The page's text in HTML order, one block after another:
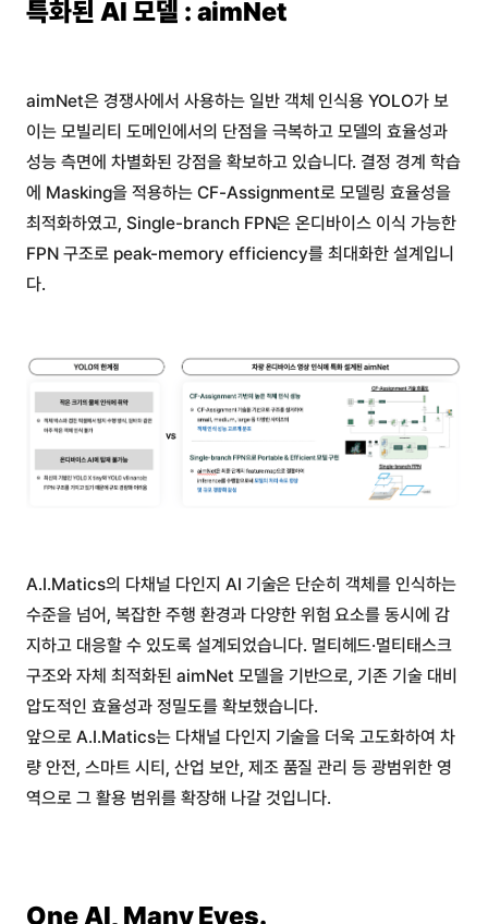
특화된 AI 모델 : aimNet
aimNet은 경쟁사에서 사용하는 일반 객체 인식용 YOLO가 보
이는 모빌리티 도메인에서의 단점을 극복하고 모델의 효율성과
성능 측면에 차별화된 강점을 확보하고 있습니다. 결정 경계 학습
에 Masking을 적용하는 CF-Assignment로 모델링 효율성을
최적화하였고, Single-branch FPN은 온디바이스 이식 가능한
FPN 구조로 peak-memory efficiency를 최대화한 설계입니
다.
A.I.Matics의 다채널 다인지 AI 기술은 단순히 객체를 인식하는
수준을 넘어, 복잡한 주행 환경과 다양한 위험 요소를 동시에 감
지하고 대응할 수 있도록 설계되었습니다. 멀티헤드·멀티태스크
구조와 자체 최적화된 aimNet 모델을 기반으로, 기존 기술 대비
압도적인 효율성과 정밀도를 확보했습니다.
앞으로 A.I.Matics는 다채널 다인지 기술을 더욱 고도화하여 차
량 안전, 스마트 시티, 산업 보안, 제조 품질 관리 등 광범위한 영
역으로 그 활용 범위를 확장해 나갈 것입니다.
One AI, Many Eyes.